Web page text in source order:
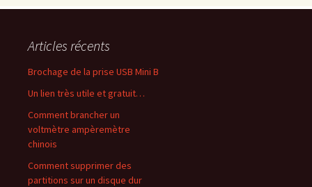
Articles récents
Brochage de la prise USB Mini B
Un lien très utile et gratuit…
Comment brancher un
voltmètre ampèremètre
chinois
Comment supprimer des
partitions sur un disque dur